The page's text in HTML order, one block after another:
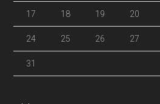
17 18 19 20
24 25 26 27
31